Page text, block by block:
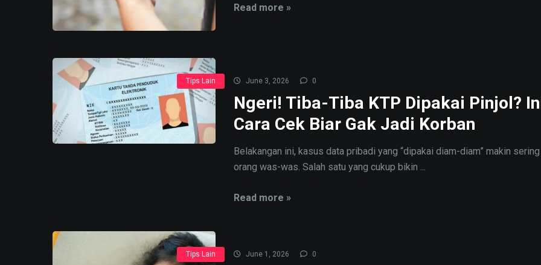
Read more »
Tips Lain June 3, 2026 0
Ngeri! Tiba-Tiba KTP Dipakai Pinjol?
Cara Cek Biar Gak Jadi Korban
Belakangan ini, kasus data pribadi yang “dipakai diam-diam” makin
orang was-was. Salah satu yang cukup bikin ...
Read more »
Tips Lain June 1, 2026 0